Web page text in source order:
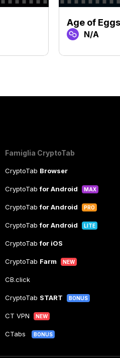
Age of
N/A
Famiglia CryptoTab
CryptoTab Browser
CryptoTabfor Android MAX
CryptoTabfor Android PRO
CryptoTabfor Android LITE
CryptoTabfor iOS
CryptoTab Farm NEW
CB.click
CryptoTab START BONUS
CT VPN NEW
CTabs BONUS